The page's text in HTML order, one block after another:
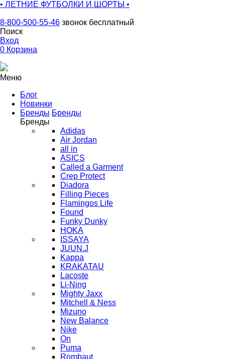
• ЛЕТНИЕ ФУТБОЛКИ И ШОРТЫ •
8-800-500-55-46 звонок бесплатный
Поиск
Вход
0 Корзина
Меню
Блог
Новинки
Бренды Бренды
Бренды
Adidas
Air Jordan
all in
ASICS
Called a Garment
Crep Protect
Diadora
Filling Pieces
Flamingos Life
Found
Funky Dunky
HOKA
ISSAYA
JUUN.J
Kappa
KRAKATAU
Lacoste
Li-Ning
Mighty Jaxx
Mitchell & Ness
Mizuno
New Balance
Nike
On
Puma
Rombaut